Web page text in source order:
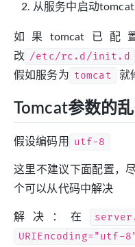
从服务中启动tomcat
如果tomcat已
改 /etc/rc.d/init.d
假如服务为 tomcat 就
Tomcat参数的
假设编码用 utf-8
这里不建议下面配置，
个可以从代码中解决
解决：在
URIEncoding="utf-